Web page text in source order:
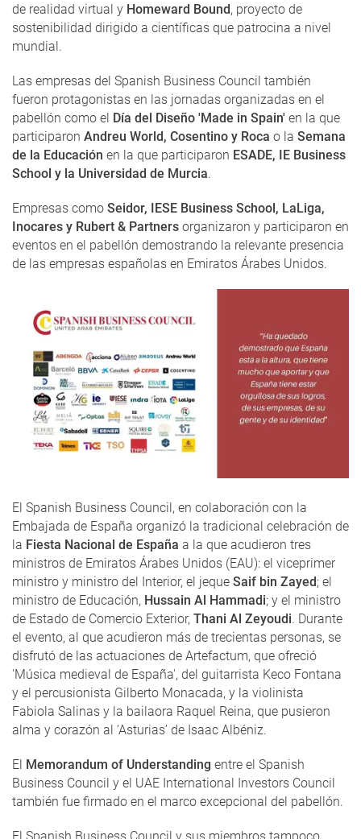
de realidad virtual y Homeward Bound, proyecto de
sostenibilidad dirigido a científicas que patrocina a nivel
mundial.
Las empresas del Spanish Business Council también
fueron protagonistas en las jornadas organizadas en el
pabellón como el Día del Diseño 'Made in Spain' en la que
participaron Andreu World, Cosentino y Roca o la Semana
de la Educación en la que participaron ESADE, IE Business
School y la Universidad de Murcia.
Empresas como Seidor, IESE Business School, LaLiga,
Inocares y Rubert & Partners organizaron y participaron en
eventos en el pabellón demostrando la relevante presencia
de las empresas españolas en Emiratos Árabes Unidos.
El Spanish Business Council, en colaboración con la
Embajada de España organizó la tradicional celebración de
la Fiesta Nacional de España a la que acudieron tres
ministros de Emiratos Árabes Unidos (EAU): el viceprimer
ministro y ministro del Interior, el jeque Saif bin Zayed; el
ministro de Educación, Hussain Al Hammadi; y el ministro
de Estado de Comercio Exterior, Thani Al Zeyoudi. Durante
el evento, al que acudieron más de trecientas personas, se
disfrutó de las actuaciones de Artefactum, que ofreció
'Música medieval de España', del guitarrista Keco Fontana
y el percusionista Gilberto Monacada, y la violinista
Fabiola Salinas y la bailaora Raquel Reina, que pusieron
alma y corazón al ‘Asturias’ de Isaac Albéniz.
El Memorandum of Understanding entre el Spanish
Business Council y el UAE International Investors Council
también fue firmado en el marco excepcional del pabellón.